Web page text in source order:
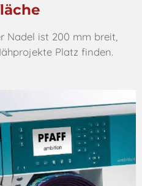
Nadel ist 200 mm breit,
Platz finden.